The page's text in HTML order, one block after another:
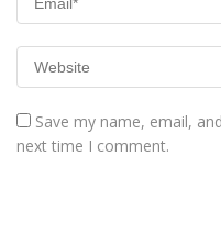
Save my name, email,
next time I comment.